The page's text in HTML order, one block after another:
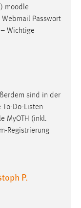
moodle
Webmail Passwort
Wichtige
sind in der
To-Do-Listen
MyOTH (inkl.
Registrierung
P.